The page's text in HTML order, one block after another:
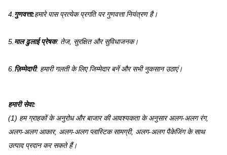
4. गुणवत्ता:हमारे पास प्रत्येक प्रगति पर गुणवत्ता नियंत्रण है।
5. माल ढुलाई प्रेषक: तेज, सुरक्षित और सुविधाजनक।
6. ज़िम्मेदारी: हमारी गलती के लिए जिम्मेदार बनें और सभी नुकसान उठाएं।
हमारी सेवा:
(1) हम ग्राहकों के अनुरोध और बाजार की आवश्यकता के अनुसार अलग-अलग रंग,
अलग-अलग आकार, अलग-अलग प्लास्टिक सामग्री, अलग-अलग पैकेजिंग के साथ
उत्पाद प्रदान कर सकते हैं।